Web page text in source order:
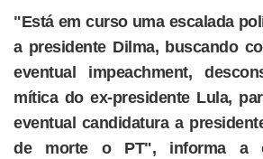
"Está em curso uma escalada
a presidente Dilma, buscando
eventual impeachment,
mítica do ex-presidente Lula,
eventual candidatura a
de morte o PT", informa a